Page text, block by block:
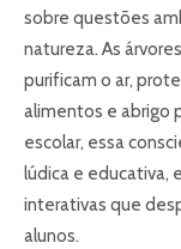
sobre questões
natureza. As
purificam o ar,
alimentos e abrigo
escolar, essa
lúdica e educativa,
interativas que
alunos.